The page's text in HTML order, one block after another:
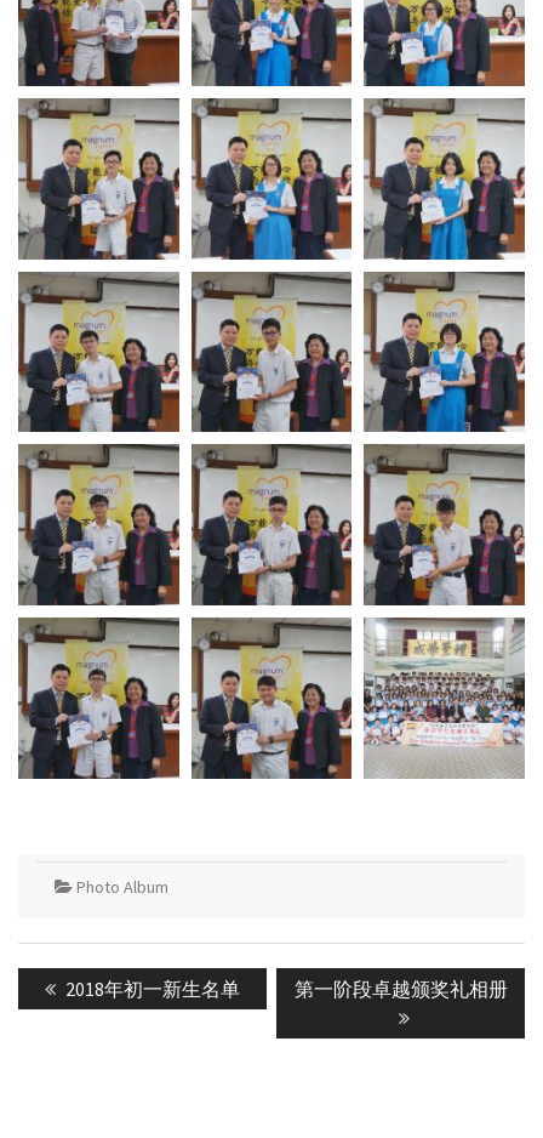
Photo Album
navigation
Previous
post:
2018年初一新生名单
Next
第一阶段卓越颁奖礼相册